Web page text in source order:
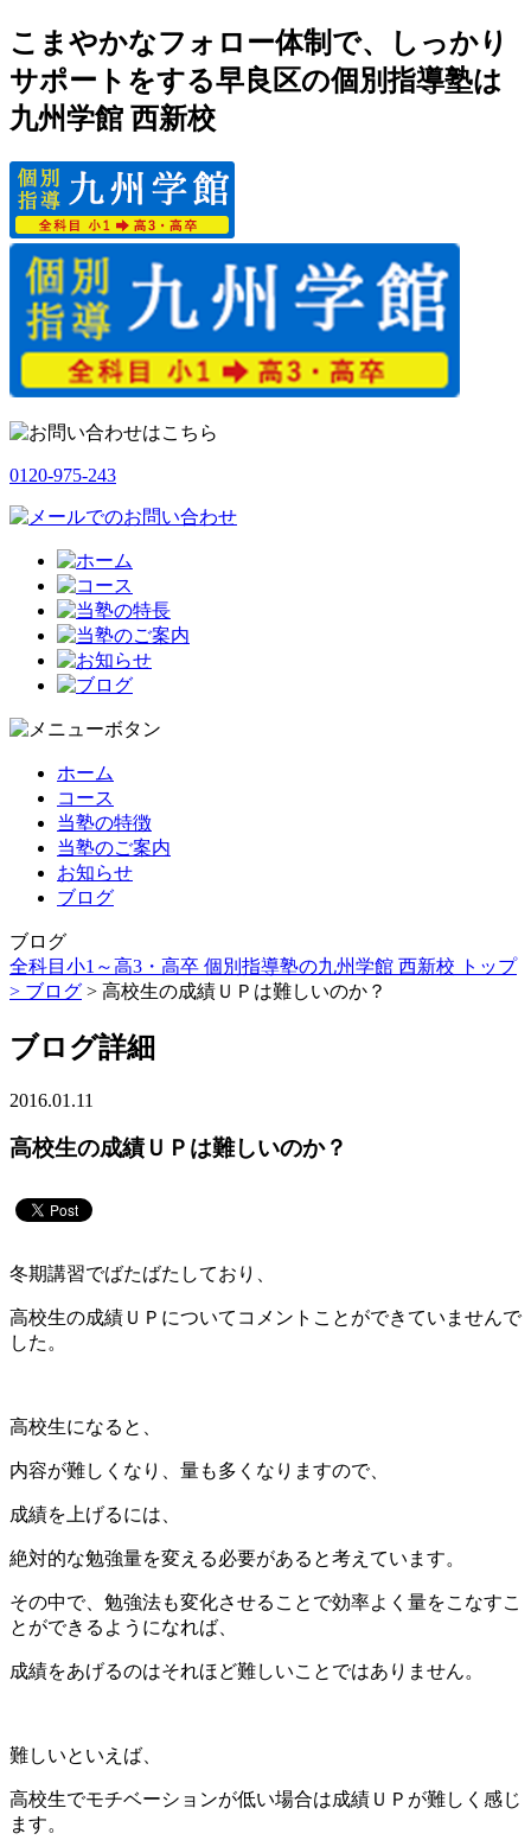
こまやかなフォロー体制で、しっかり
サポートをする早良区の個別指導塾は
九州学館 西新校
0120-975-243
ホーム
コース
当塾の特徴
当塾のご案内
お知らせ
ブログ
ブログ
全科目小1～高3・高卒 個別指導塾の九州学館 西新校 トップ
> ブログ > 高校生の成績ＵＰは難しいのか？
ブログ詳細
2016.01.11
高校生の成績ＵＰは難しいのか？
冬期講習でばたばたしており、
高校生の成績ＵＰについてコメントことができていませんで
した。
高校生になると、
内容が難しくなり、量も多くなりますので、
成績を上げるには、
絶対的な勉強量を変える必要があると考えています。
その中で、勉強法も変化させることで効率よく量をこなすこ
とができるようになれば、
成績をあげるのはそれほど難しいことではありません。
難しいといえば、
高校生でモチベーションが低い場合は成績ＵＰが難しく感じ
ます。